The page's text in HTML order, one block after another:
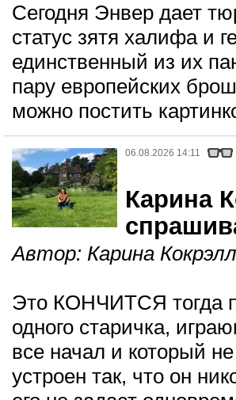
Сегодня Энвер дает
статус зятя халифа и
единственный из их
пару европейских
можно постить
06.08.2026 14:11
Карина
Автор: Карина
Это КОНЧИТСЯ тогда
одного старичка,
все начал и который
устроен так, что он